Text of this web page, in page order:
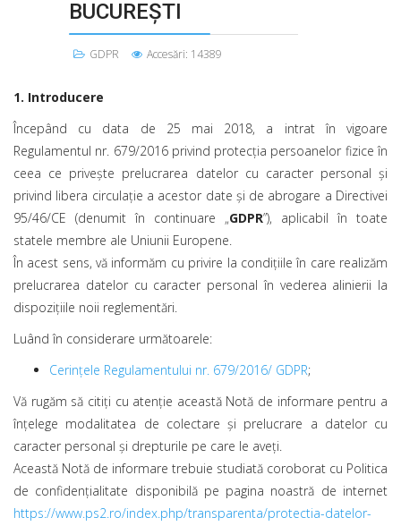
BUCUREŞTI
GDPR Accesări: 14389
1. Introducere
Începând cu data de 25 mai 2018, a intrat în vigoare
Regulamentul nr. 679/2016 privind protecția persoanelor fizice în
ceea ce privește prelucrarea datelor cu caracter personal și
privind libera circulație a acestor date și de abrogare a Directivei
95/46/CE (denumit în continuare „GDPR”), aplicabil în toate
statele membre ale Uniunii Europene.
În acest sens, vă informăm cu privire la condițiile în care realizăm
prelucrarea datelor cu caracter personal în vederea alinierii la
dispozițiile noii reglementări.
Luând în considerare următoarele:
Cerințele Regulamentului nr. 679/2016/ GDPR;
Vă rugăm să citiţi cu atenţie această Notă de informare pentru a
înţelege modalitatea de colectare şi prelucrare a datelor cu
caracter personal şi drepturile pe care le aveţi.
Această Notă de informare trebuie studiată coroborat cu Politica
de confidenţialitate disponibilă pe pagina noastră de internet
https://www.ps2.ro/index.php/transparenta/protectia-datelor-